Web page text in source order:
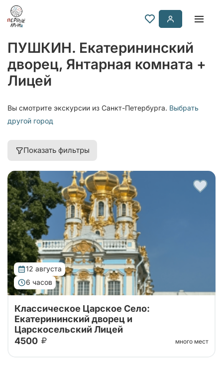
ПУШКИН. Екатерининский
дворец, Янтарная комната +
Лицей
Вы смотрите экскурсии из Санкт-Петербурга. Выбрать
другой город
Показать фильтры
12 августа
6 часов
Классическое Царское Село:
Екатерининский дворец и
Царскосельский Лицей
4500
много мест